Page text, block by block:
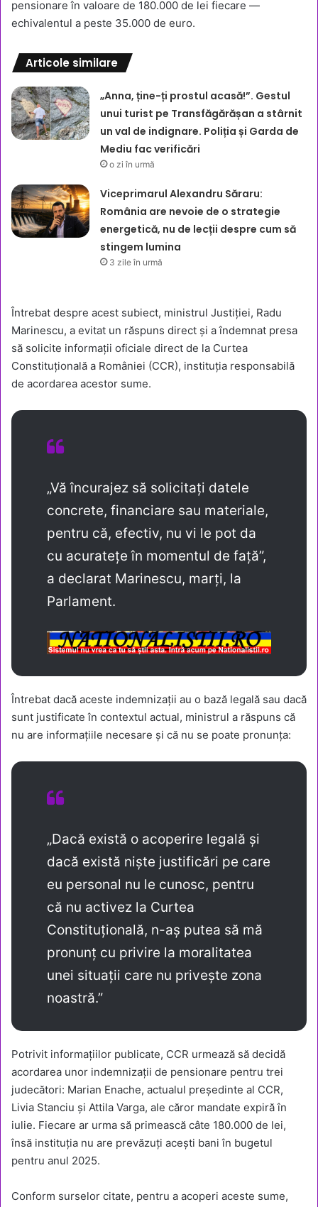
pensionare în valoare de 180.000 de lei fiecare —
echivalentul a peste 35.000 de euro.
Articole similare
„Anna, ține-ți prostul acasă!”. Gestul
unui turist pe Transfăgărășan a stârnit
un val de indignare. Poliția și Garda de
Mediu fac verificări
o zi în urmă
Viceprimarul Alexandru Săraru:
România are nevoie de o strategie
energetică, nu de lecții despre cum să
stingem lumina
3 zile în urmă
Întrebat despre acest subiect, ministrul Justiției, Radu
Marinescu, a evitat un răspuns direct și a îndemnat presa
să solicite informații oficiale direct de la Curtea
Constituțională a României (CCR), instituția responsabilă
de acordarea acestor sume.
„Vă încurajez să solicitați datele
concrete, financiare sau materiale,
pentru că, efectiv, nu vi le pot da
cu acuratețe în momentul de față”,
a declarat Marinescu, marți, la
Parlament.
Întrebat dacă aceste indemnizații au o bază legală sau dacă
sunt justificate în contextul actual, ministrul a răspuns că
nu are informațiile necesare și că nu se poate pronunța:
„Dacă există o acoperire legală și
dacă există niște justificări pe care
eu personal nu le cunosc, pentru
că nu activez la Curtea
Constituțională, n-aș putea să mă
pronunț cu privire la moralitatea
unei situații care nu privește zona
noastră.”
Potrivit informațiilor publicate, CCR urmează să decidă
acordarea unor indemnizații de pensionare pentru trei
judecători: Marian Enache, actualul președinte al CCR,
Livia Stanciu și Attila Varga, ale căror mandate expiră în
iulie. Fiecare ar urma să primească câte 180.000 de lei,
însă instituția nu are prevăzuți acești bani în bugetul
pentru anul 2025.
Conform surselor citate, pentru a acoperi aceste sume,